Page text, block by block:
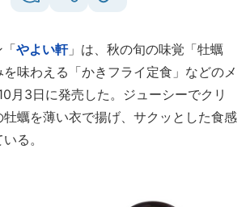
やよい軒」は、秋の旬の味覚「牡蠣
を味わえる「かきフライ定食」などのメ
月3日に発売した。ジューシーでクリ
蠣を薄い衣で揚げ、サクッとした食感
る。